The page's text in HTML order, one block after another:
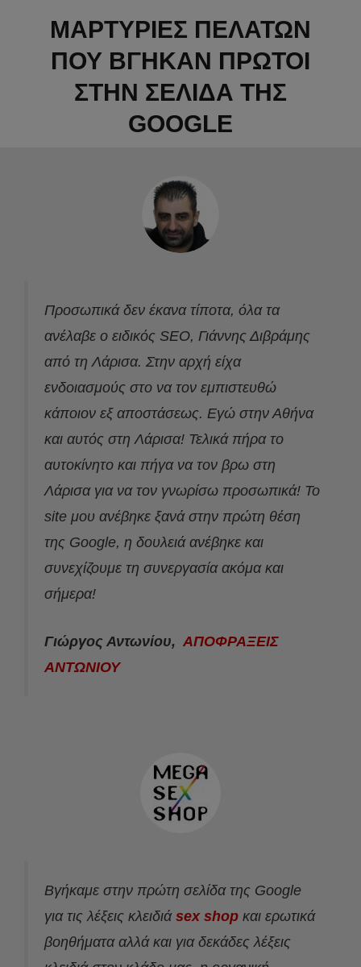
ΜΑΡΤΥΡΙΕΣ ΠΕΛΑΤΩΝ
ΠΟΥ ΒΓΗΚΑΝ ΠΡΩΤΟΙ
ΣΤΗΝ ΣΕΛΙΔΑ ΤΗΣ
GOOGLE
Προσωπικά δεν έκανα τίποτα, όλα τα
ανέλαβε ο ειδικός SEO, Γιάννης Διβράμης
από τη Λάρισα. Στην αρχή είχα
ενδοιασμούς στο να τον εμπιστευθώ
κάποιον εξ αποστάσεως. Εγώ στην Αθήνα
και αυτός στη Λάρισα! Τελικά πήρα το
αυτοκίνητο και πήγα να τον βρω στη
Λάρισα για να τον γνωρίσω προσωπικά! Το
site μου ανέβηκε ξανά στην πρώτη θέση
της Google, η δουλειά ανέβηκε και
συνεχίζουμε τη συνεργασία ακόμα και
σήμερα!
Γιώργος Αντωνίου, ΑΠΟΦΡΑΞΕΙΣ
ΑΝΤΩΝΙΟΥ
Βγήκαμε στην πρώτη σελίδα της Google
για τις λέξεις κλειδιά sex shop και ερωτικά
βοηθήματα αλλά και για δεκάδες λέξεις